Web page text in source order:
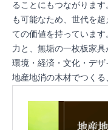
ることにもつながりま
も可能なため、世代を
ての価値を持っていま
力と、無垢の一枚板家具
環境・経済・文化・デザ
地産地消の木材でつく